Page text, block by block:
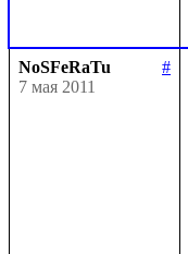
NoSFeRaTu
#
7 мая 2011